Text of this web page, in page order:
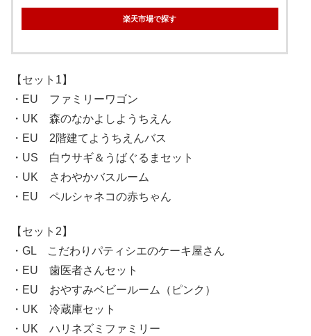
楽天市場で探す
【セット1】
・EU ファミリーワゴン
・UK 森のなかよしようちえん
・EU 2階建てようちえんバス
・US 白ウサギ＆うばぐるまセット
・UK さわやかバスルーム
・EU ペルシャネコの赤ちゃん
【セット2】
・GL こだわりパティシエのケーキ屋さん
・EU 歯医者さんセット
・EU おやすみベビールーム（ピンク）
・UK 冷蔵庫セット
・UK ハリネズミファミリー